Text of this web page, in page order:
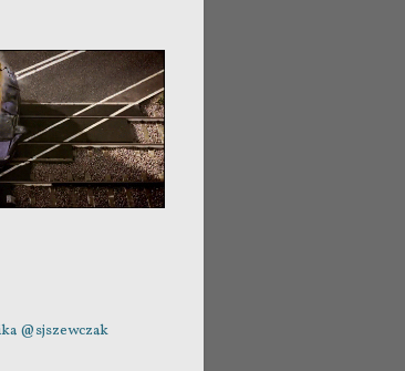
@sjszewczak